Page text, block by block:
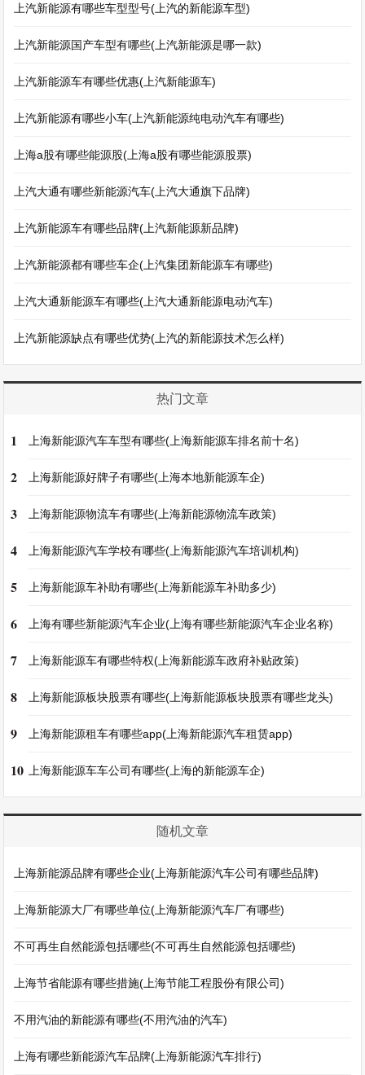
上汽新能源有哪些车型型号(上汽的新能源车型)
上汽新能源国产车型有哪些(上汽新能源是哪一款)
上汽新能源车有哪些优惠(上汽新能源车)
上汽新能源有哪些小车(上汽新能源纯电动汽车有哪些)
上海a股有哪些能源股(上海a股有哪些能源股票)
上汽大通有哪些新能源汽车(上汽大通旗下品牌)
上汽新能源车有哪些品牌(上汽新能源新品牌)
上汽新能源都有哪些车企(上汽集团新能源车有哪些)
上汽大通新能源车有哪些(上汽大通新能源电动汽车)
上汽新能源缺点有哪些优势(上汽的新能源技术怎么样)
热门文章
1 上海新能源汽车车型有哪些(上海新能源车排名前十名)
2 上海新能源好牌子有哪些(上海本地新能源车企)
3 上海新能源物流车有哪些(上海新能源物流车政策)
4 上海新能源汽车学校有哪些(上海新能源汽车培训机构)
5 上海新能源车补助有哪些(上海新能源车补助多少)
6 上海有哪些新能源汽车企业(上海有哪些新能源汽车企业名称)
7 上海新能源车有哪些特权(上海新能源车政府补贴政策)
8 上海新能源板块股票有哪些(上海新能源板块股票有哪些龙头)
9 上海新能源租车有哪些app(上海新能源汽车租赁app)
10 上海新能源车车公司有哪些(上海的新能源车企)
随机文章
上海新能源品牌有哪些企业(上海新能源汽车公司有哪些品牌)
上海新能源大厂有哪些单位(上海新能源汽车厂有哪些)
不可再生自然能源包括哪些(不可再生自然能源包括哪些)
上海节省能源有哪些措施(上海节能工程股份有限公司)
不用汽油的新能源有哪些(不用汽油的汽车)
上海有哪些新能源汽车品牌(上海新能源汽车排行)